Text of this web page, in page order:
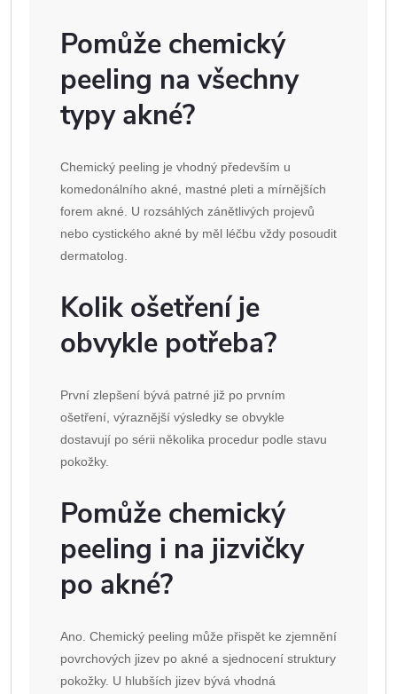
Pomůže chemický
peeling na všechny
typy akné?
Chemický peeling je vhodný především u
komedonálního akné, mastné pleti a mírnějších
forem akné. U rozsáhlých zánětlivých projevů
nebo cystického akné by měl léčbu vždy posoudit
dermatolog.
Kolik ošetření je
obvykle potřeba?
První zlepšení bývá patrné již po prvním
ošetření, výraznější výsledky se obvykle
dostavují po sérii několika procedur podle stavu
pokožky.
Pomůže chemický
peeling i na jizvičky
po akné?
Ano. Chemický peeling může přispět ke zjemnění
povrchových jizev po akné a sjednocení struktury
pokožky. U hlubších jizev bývá vhodná